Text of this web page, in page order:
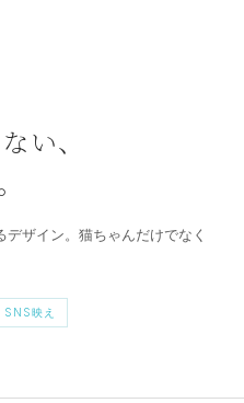
い、
ザイン。猫ちゃんだけでなく
SNS映え